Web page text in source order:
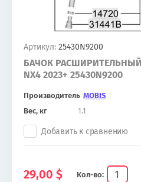
Артикул: 25430N9200
БАЧОК РАСШИРИТЕЛЬНЫЙ
NX4 2023+ 25430N9200
Производитель MOBIS
Вес, кг
1.1
Кол-во:
Добавить к сравнению
29,00 $